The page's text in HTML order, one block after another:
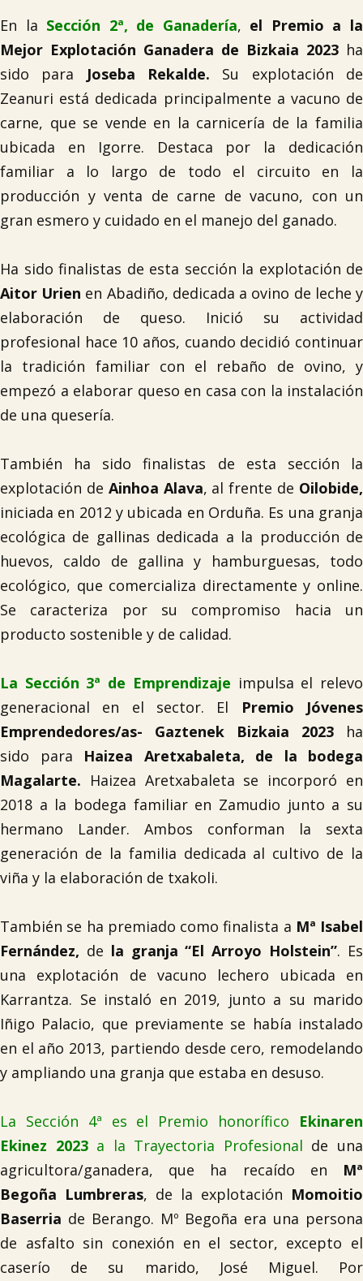
En la Sección 2ª, de Ganadería, el Premio a la
Mejor Explotación Ganadera de Bizkaia 2023 ha
sido para Joseba Rekalde. Su explotación de
Zeanuri está dedicada principalmente a vacuno de
carne, que se vende en la carnicería de la familia
ubicada en Igorre. Destaca por la dedicación
familiar a lo largo de todo el circuito en la
producción y venta de carne de vacuno, con un
gran esmero y cuidado en el manejo del ganado.
Ha sido finalistas de esta sección la explotación de
Aitor Urien en Abadiño, dedicada a ovino de leche y
elaboración de queso. Inició su actividad
profesional hace 10 años, cuando decidió continuar
la tradición familiar con el rebaño de ovino, y
empezó a elaborar queso en casa con la instalación
de una quesería.
También ha sido finalistas de esta sección la
explotación de Ainhoa Alava, al frente de Oilobide,
iniciada en 2012 y ubicada en Orduña. Es una granja
ecológica de gallinas dedicada a la producción de
huevos, caldo de gallina y hamburguesas, todo
ecológico, que comercializa directamente y online.
Se caracteriza por su compromiso hacia un
producto sostenible y de calidad.
La Sección 3ª de Emprendizaje impulsa el relevo
generacional en el sector. El Premio Jóvenes
Emprendedores/as- Gaztenek Bizkaia 2023 ha
sido para Haizea Aretxabaleta, de la bodega
Magalarte. Haizea Aretxabaleta se incorporó en
2018 a la bodega familiar en Zamudio junto a su
hermano Lander. Ambos conforman la sexta
generación de la familia dedicada al cultivo de la
viña y la elaboración de txakoli.
También se ha premiado como finalista a Mª Isabel
Fernández, de la granja “El Arroyo Holstein”. Es
una explotación de vacuno lechero ubicada en
Karrantza. Se instaló en 2019, junto a su marido
Iñigo Palacio, que previamente se había instalado
en el año 2013, partiendo desde cero, remodelando
y ampliando una granja que estaba en desuso.
La Sección 4ª es el Premio honorífico Ekinaren
Ekinez 2023a la Trayectoria Profesional de una
agricultora/ganadera, que ha recaído en Mª
Begoña Lumbreras, de la explotación Momoitio
Baserria de Berango. Mº Begoña era una persona
de asfalto sin conexión en el sector, excepto el
caserío de su marido, José Miguel. Por